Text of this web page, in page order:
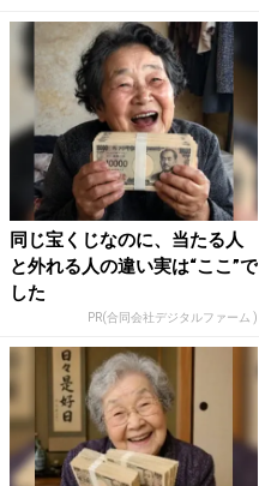
同じ宝くじなのに、当たる人
と外れる人の違い実は“ここ”で
した
PR(合同会社デジタルファーム )